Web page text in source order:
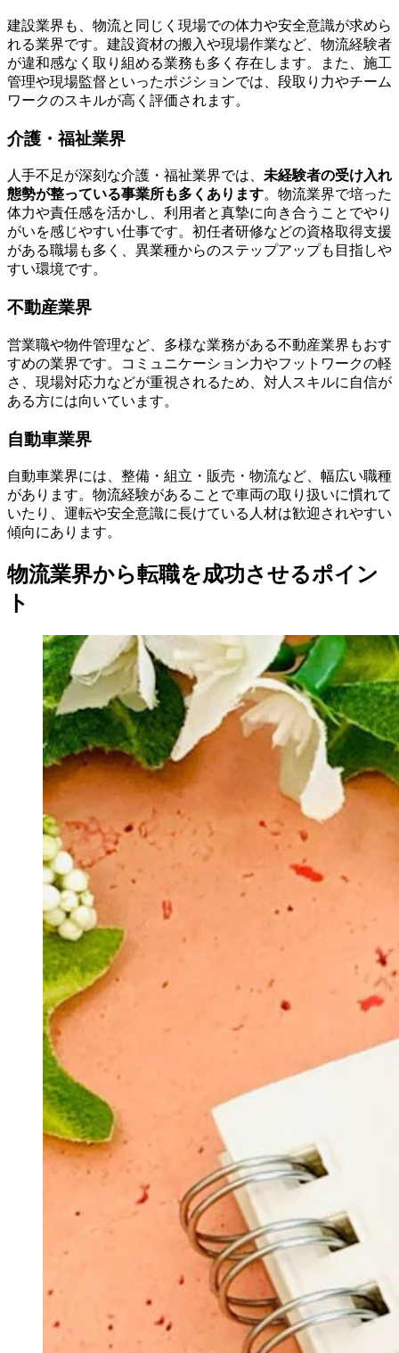
建設業界も、物流と同じく現場での体力や安全意識が求めら
れる業界です。建設資材の搬入や現場作業など、物流経験者
が違和感なく取り組める業務も多く存在します。また、施工
管理や現場監督といったポジションでは、段取り力やチーム
ワークのスキルが高く評価されます。
介護・福祉業界
人手不足が深刻な介護・福祉業界では、 未経験者の受け入れ
態勢が整っている事業所も多くあります。物流業界で培った
体力や責任感を活かし、利用者と真摯に向き合うことでやり
がいを感じやすい仕事です。初任者研修などの資格取得支援
がある職場も多く、異業種からのステップアップも目指しや
すい環境です。
不動産業界
営業職や物件管理など、多様な業務がある不動産業界もおす
すめの業界です。コミュニケーション力やフットワークの軽
さ、現場対応力などが重視されるため、対人スキルに自信が
ある方には向いています。
自動車業界
自動車業界には、整備・組立・販売・物流など、幅広い職種
があります。物流経験があることで車両の取り扱いに慣れて
いたり、運転や安全意識に長けている人材は歓迎されやすい
傾向にあります。
物流業界から転職を成功させるポイン
ト